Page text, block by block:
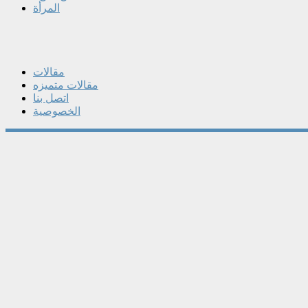
المرأة
مقالات
مقالات متميزه
اتصل بنا
الخصوصية